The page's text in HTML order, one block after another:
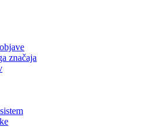
značaja